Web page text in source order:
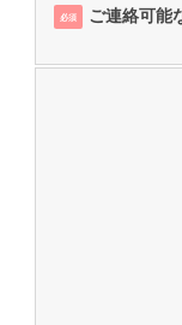
必須 ご連絡可能